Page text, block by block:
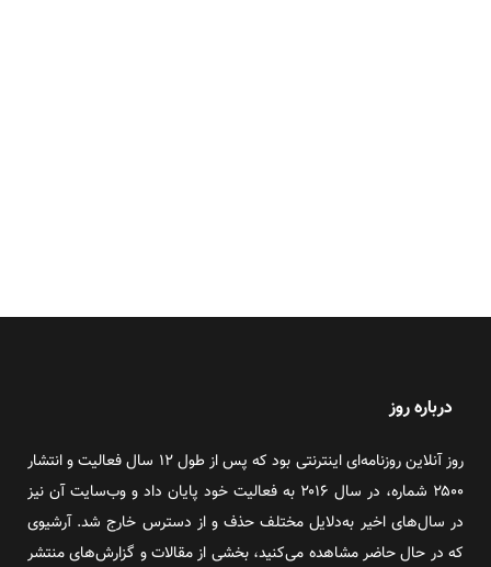
درباره روز
روز آنلاین روزنامه‌ای اینترنتی بود که پس از طول ۱۲ سال فعالیت و انتشار
۲۵۰۰ شماره، در سال ۲۰۱۶ به فعالیت خود پایان داد و وب‌سایت آن نیز
در سال‌های اخیر به‌دلایل مختلف حذف و از دسترس خارج شد. آرشیوی
که در حال حاضر مشاهده می‌کنید، بخشی از مقالات و گزارش‌های منتشر